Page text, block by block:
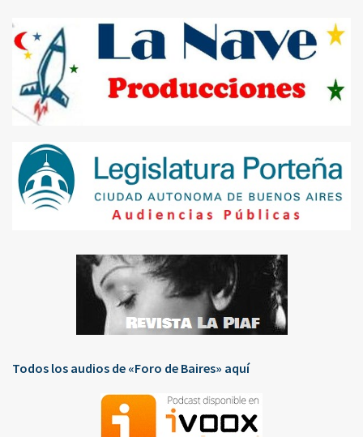
Todos los audios de «Foro de Baires» aquí